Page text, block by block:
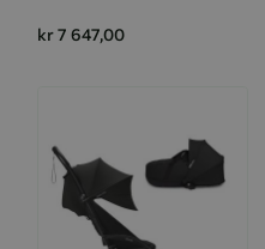
kr 7 647,00